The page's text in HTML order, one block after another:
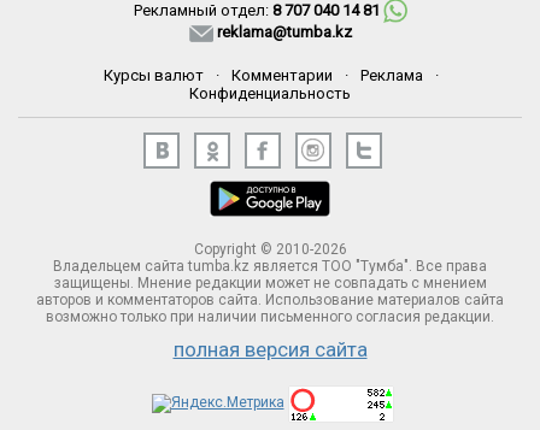
Рекламный отдел: 8 707 040 14 81
reklama@tumba.kz
Курсы валют · Комментарии · Реклама
·
Конфиденциальность
Copyright © 2010-2026
Владельцем сайта tumba.kz является ТОО "Тумба". Все права
защищены. Мнение редакции может не совпадать с мнением
авторов и комментаторов сайта. Использование материалов сайта
возможно только при наличии письменного согласия редакции.
полная версия сайта